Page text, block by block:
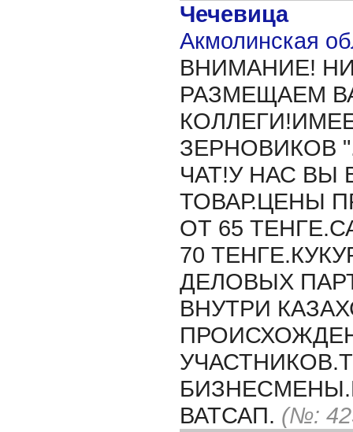
Чечевица
Акмолинская
ВНИМАНИЕ!
РАЗМЕЩАЕМ
ЗЕРНОВИКОВ
ЧАТ!У НАС
ТОВАР.ЦЕНЫ
ОТ 65
70
ДЕЛОВЫХ
ВНУТРИ
ВАТСАП. (№: